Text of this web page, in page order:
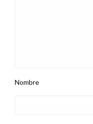
Nombre